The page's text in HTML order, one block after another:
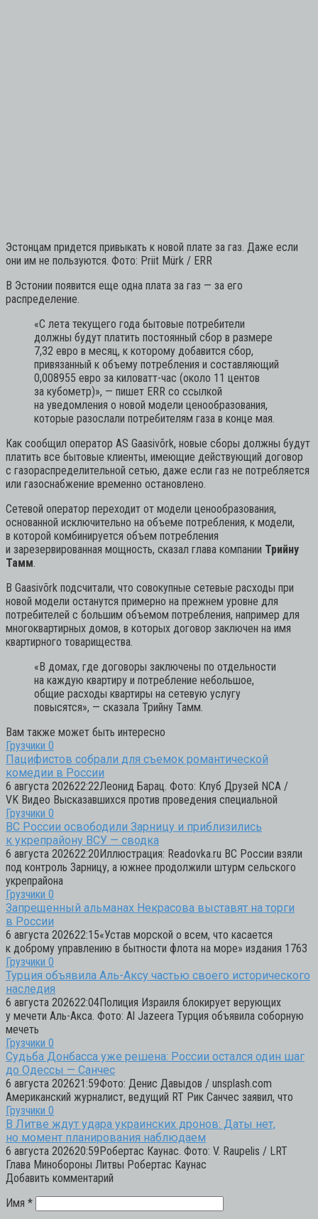
Эстонцам придется привыкать к новой плате за газ. Даже если
они им не пользуются. Фото: Priit Mürk / ERR
В Эстонии появится еще одна плата за газ — за его
распределение.
«С лета текущего года бытовые потребители
должны будут платить постоянный сбор в размере
7,32 евро в месяц, к которому добавится сбор,
привязанный к объему потребления и составляющий
0,008955 евро за киловатт-час (около 11 центов
за кубометр)», — пишет ERR со ссылкой
на уведомления о новой модели ценообразования,
которые разослали потребителям газа в конце мая.
Как сообщил оператор AS Gaasivõrk, новые сборы должны будут
платить все бытовые клиенты, имеющие действующий договор
с газораспределительной сетью, даже если газ не потребляется
или газоснабжение временно остановлено.
Сетевой оператор переходит от модели ценообразования,
основанной исключительно на объеме потребления, к модели,
в которой комбинируется объем потребления
и зарезервированная мощность, сказал глава компании Трийну
Тамм.
В Gaasivõrk подсчитали, что совокупные сетевые расходы при
новой модели останутся примерно на прежнем уровне для
потребителей с большим объемом потребления, например для
многоквартирных домов, в которых договор заключен на имя
квартирного товарищества.
«В домах, где договоры заключены по отдельности
на каждую квартиру и потребление небольшое,
общие расходы квартиры на сетевую услугу
повысятся», — сказала Трийну Тамм.
Вам также может быть интересно
Грузчики 0
Пацифистов собрали для съемок романтической
комедии в России
6 августа 202622:22Леонид Барац. Фото: Клуб Друзей NCA /
VK Видео Высказавшихся против проведения специальной
Грузчики 0
ВС России освободили Зарницу и приблизились
к укрепрайону ВСУ — сводка
6 августа 202622:20Иллюстрация: Readovka.ru ВС России взяли
под контроль Зарницу, а южнее продолжили штурм сельского
укрепрайона
Грузчики 0
Запрещенный альманах Некрасова выставят на торги
в России
6 августа 202622:15«Устав морской о всем, что касается
к доброму управлению в бытности флота на море» издания 1763
Грузчики 0
Турция объявила Аль-Аксу частью своего исторического
наследия
6 августа 202622:04Полиция Израиля блокирует верующих
у мечети Аль-Акса. Фото: Al Jazeera Турция объявила соборную
мечеть
Грузчики 0
Судьба Донбасса уже решена: России остался один шаг
до Одессы — Санчес
6 августа 202621:59Фото: Денис Давыдов / unsplash.com
Американский журналист, ведущий RT Рик Санчес заявил, что
Грузчики 0
В Литве ждут удара украинских дронов: Даты нет,
но момент планирования наблюдаем
6 августа 202620:59Робертас Каунас. Фото: V. Raupelis / LRT
Глава Минобороны Литвы Робертас Каунас
Добавить комментарий
Имя *